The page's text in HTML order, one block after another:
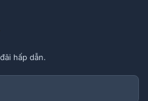
hấp dẫn.